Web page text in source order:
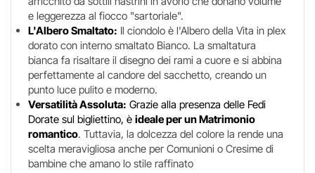
e leggerezza al fiocco "sartoriale".
L'Albero Smaltato: Il ciondolo è l'Albero della Vita in plex
dorato con interno smaltato Bianco. La smaltatura
bianca fa risaltare il disegno dei rami a cuore e si abbina
perfettamente al candore del sacchetto, creando un
punto luce pulito e moderno.
Versatilità Assoluta: Grazie alla presenza delle Fedi
Dorate sul bigliettino, è ideale per un Matrimonio
romantico. Tuttavia, la dolcezza del colore la rende una
scelta meravigliosa anche per Comunioni o Cresime di
bambine che amano lo stile raffinato